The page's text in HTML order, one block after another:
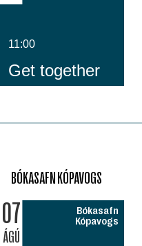
11:00
Get together
BÓKASAFN KÓPAVOGS
07
ÁGÚ
Bókasafn
Kópavogs